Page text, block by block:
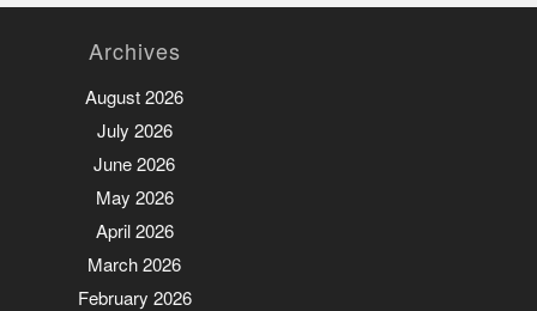
Archives
August 2026
July 2026
June 2026
May 2026
April 2026
March 2026
February 2026